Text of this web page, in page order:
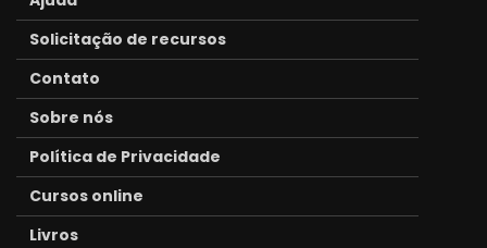
Solicitação de recursos
Contato
Sobre nós
Política de Privacidade
Cursos online
Livros